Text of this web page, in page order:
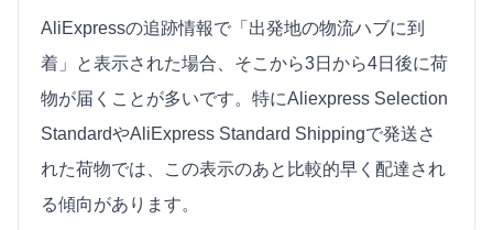
AliExpressの追跡情報で「出発地の物流ハブに到
着」と表示された場合、そこから3日から4日後に荷
物が届くことが多いです。特にAliexpress Selection
StandardやAliExpress Standard Shippingで発送さ
れた荷物では、この表示のあと比較的早く配達され
る傾向があります。